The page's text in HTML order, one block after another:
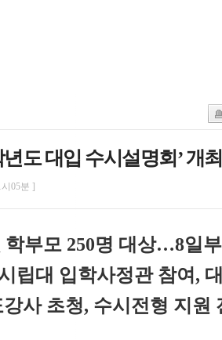
년도 대입 수시설명회’ 개최
05분 ]
학부모 250명 대상…8일
립대 입학사정관 참여,
사 초청, 수시전형 지원